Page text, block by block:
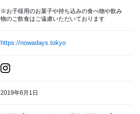
※お子様用のお菓子や持ち込みの食べ物や飲み
物のご飲食はご遠慮いただいております
https://nowadays.tokyo
2019年6月1日